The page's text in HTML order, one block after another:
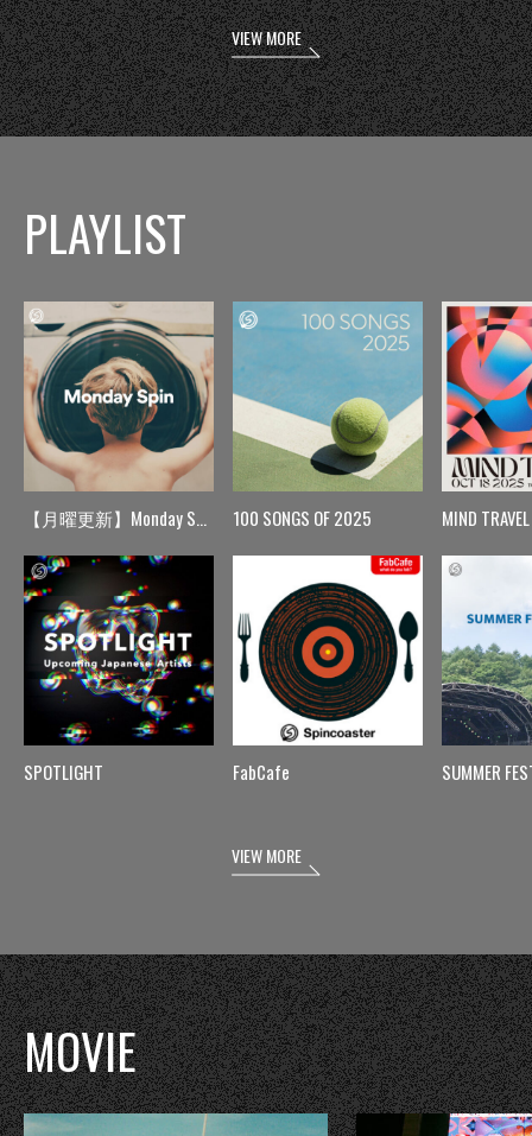
VIEW MORE
PLAYLIST
【月曜更新】Monday Spin
SPOTLIGHT
100 SONGS OF 2025
FabCafe
MIND TRAVEL
SUMMER
VIEW MORE
MOVIE